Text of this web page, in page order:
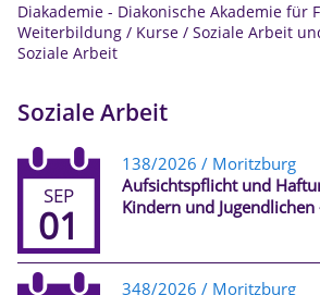
Diakademie - Diakonische Akademie für
Weiterbildung / Kurse / Soziale Arbeit
Soziale Arbeit
Soziale Arbeit
SEP
01
138/2026 / Moritzburg
Aufsichtspflicht und
Kindern und
348/2026 / Moritzburg